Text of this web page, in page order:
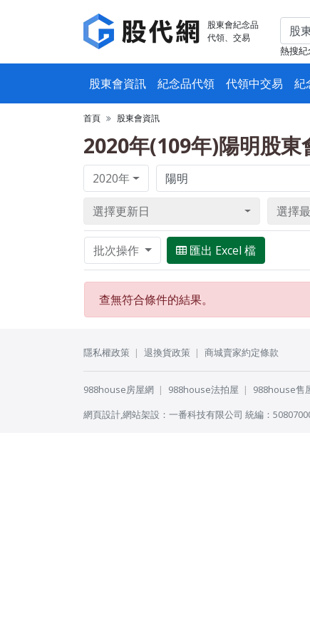
股東會紀念品
代領、交易
熱搜紀
股東會資訊 紀念品代領 代領中交易 紀
首頁 股東會資訊
2020年(109年)陽明股東
2020年
選擇更新日 選擇
批次操作 匯出 Excel 檔
查無符合條件的結果。
隱私權政策 退換貨政策 商城賣家約定條款
988house房屋網 988house法拍屋 988house售
網頁設計,網站架設 ： 一番科技有限公司 統編：